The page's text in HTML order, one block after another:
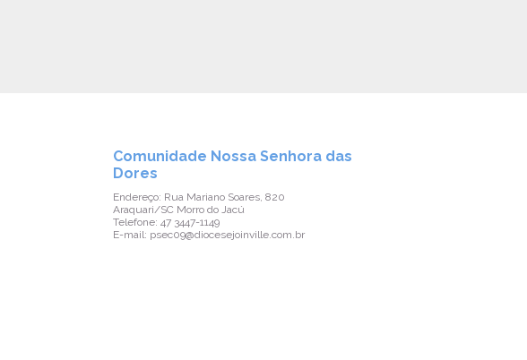
Comunidade Nossa Senhora das
Dores
Endereço: Rua Mariano Soares, 820
Araquari/SC Morro do Jacú
Telefone: 47 3447-1149
E-mail: psec09@diocesejoinville.com.br